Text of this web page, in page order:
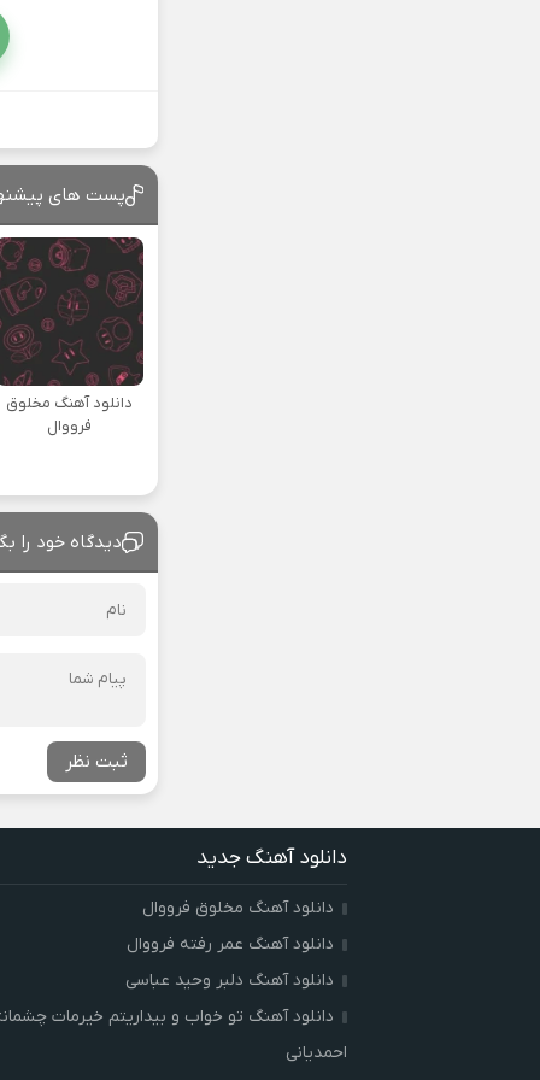
پست های
دانلود آهنگ مخلوق
فرووال
دیدگاه خود را
ثبت نظر
دانلود آهنگ جدید
دانلود آهنگ مخلوق فرووال
دانلود آهنگ عمر رفته فرووال
دانلود آهنگ دلبر وحید عباسی
دانلود آهنگ تو خواب و بیداریتم خیرمات
احمدیانی